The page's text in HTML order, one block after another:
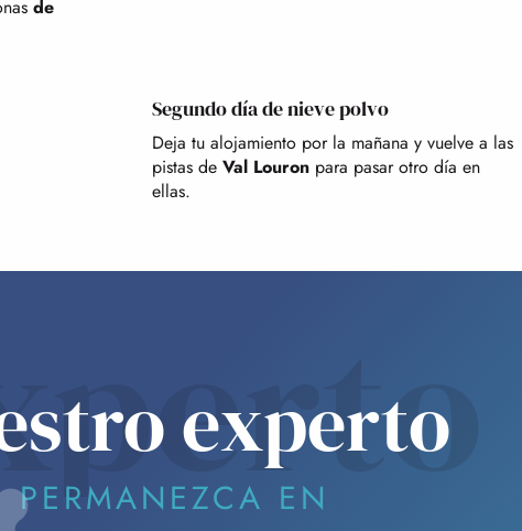
de
Segundo día de nieve polvo
Deja tu alojamiento por la mañana y vuelve a las
pistas deVal Louron para pasar otro día en
ellas.
experto
PERMANEZCA EN